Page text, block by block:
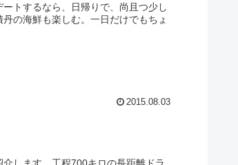
トするなら、日帰りで、尚且つ少し
の海鮮も楽しむ。一日だけでもちょ
2015.08.03